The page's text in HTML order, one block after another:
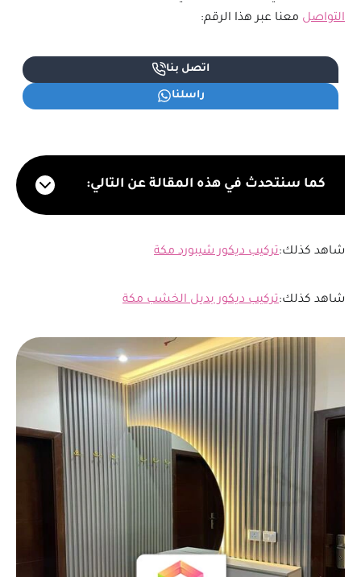
التواصل معنا عبر هذا الرقم:
اتصل بنا
راسلنا
كما سنتحدث في هذه المقالة عن التالي:
شاهد كذلك:تركيب ديكور شيبورد مكة
شاهد كذلك:تركيب ديكور بديل الخشب مكة